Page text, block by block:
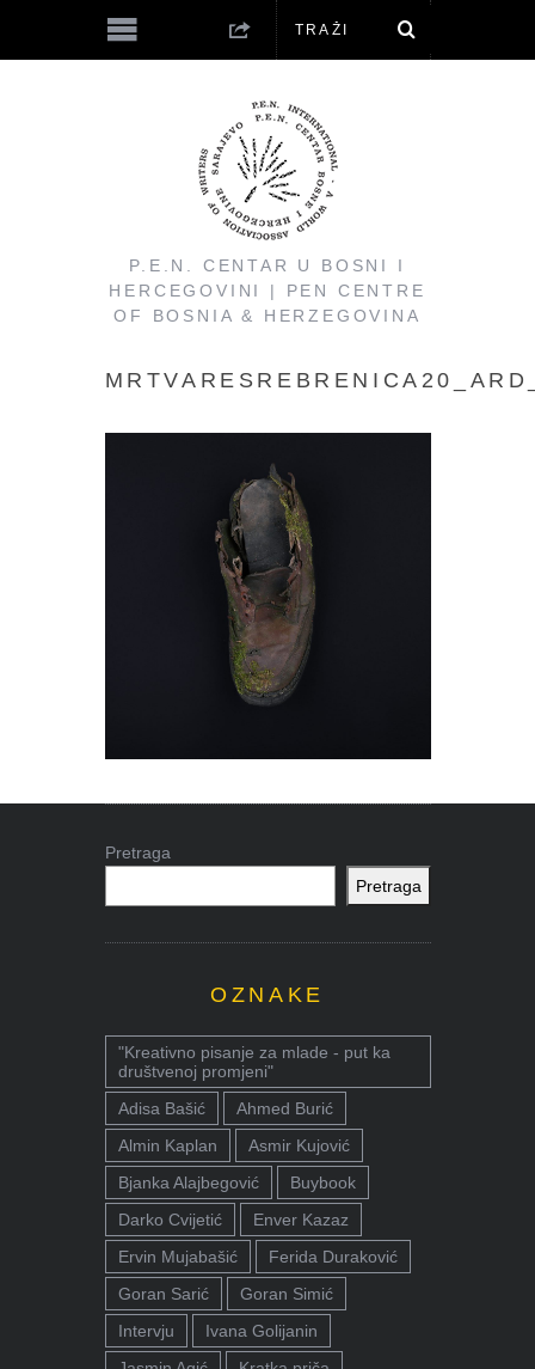
P.E.N. CENTAR U BOSNI I
HERCEGOVINI | PEN CENTRE
OF BOSNIA & HERZEGOVINA
Pretraga
Pretraga
OZNAKE
"Kreativno pisanje za mlade - put ka
društvenoj promjeni"
Adisa Bašić
Ahmed Burić
Almin Kaplan
Asmir Kujović
Bjanka Alajbegović
Buybook
Darko Cvijetić
Enver Kazaz
Ervin Mujabašić
Ferida Duraković
Goran Sarić
Goran Simić
Intervju
Ivana Golijanin